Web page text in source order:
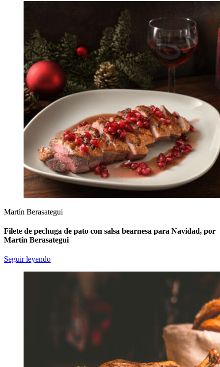
Martín Berasategui
Filete de pechuga de pato con salsa bearnesa para Navidad, por
Martín Berasategui
Seguir leyendo